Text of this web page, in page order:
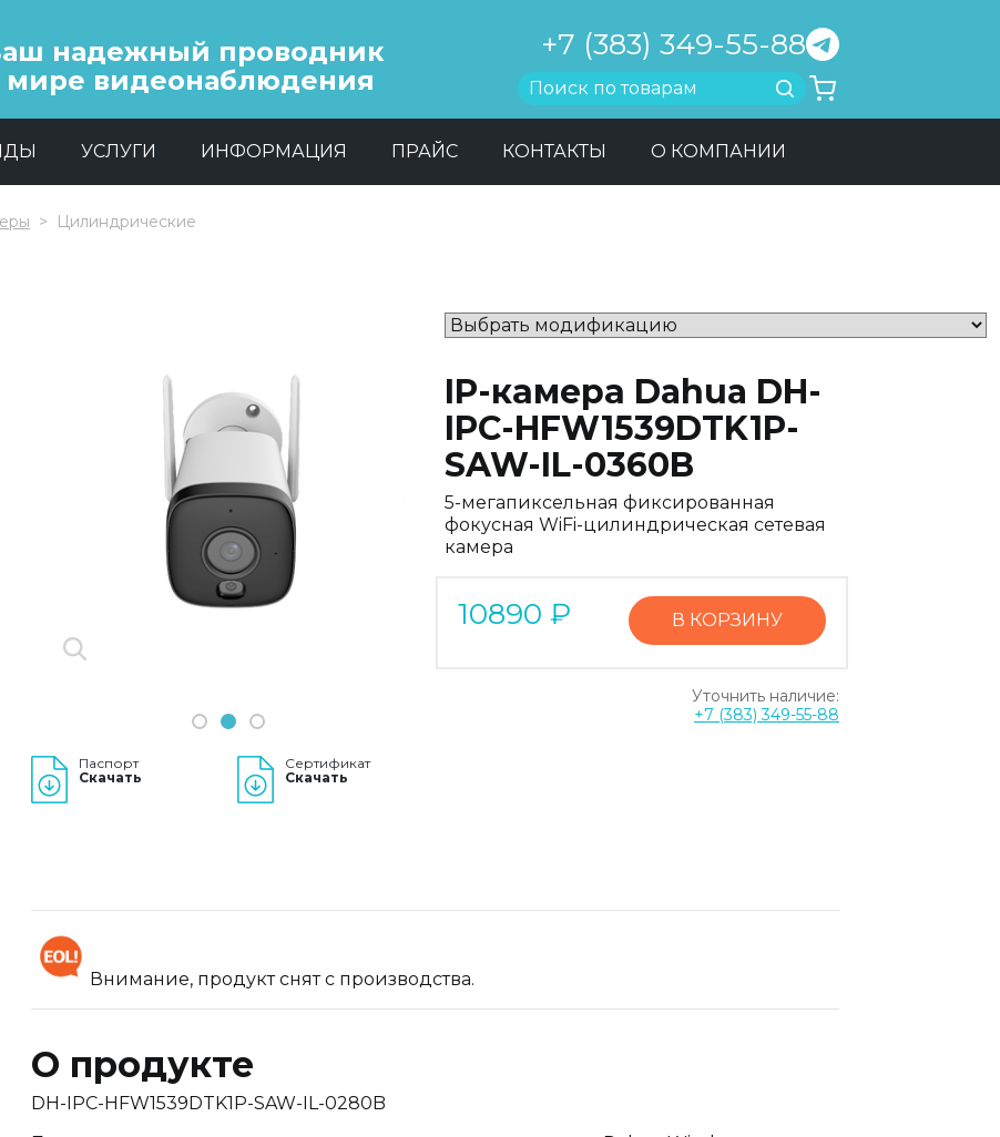
надежный проводник
мире видеонаблюдения
+7 (383) 349-55-88
Найти
УСЛУГИ ИНФОРМАЦИЯ ПРАЙС КОНТАКТЫ О КОМПАНИИ
Цилиндрические
1 2 3
Паспорт
Скачать
Сертификат
Скачать
IP-камера Dahua DH-
IPC-HFW1539DTK1P-
SAW-IL-0360B
5-мегапиксельная фиксированная
фокусная WiFi-цилиндрическая сетевая
камера
10890 ₽ В КОРЗИНУ
Уточнить наличие:
+7 (383) 349-55-88
Внимание, продукт снят с производства.
О продукте
DH-IPC-HFW1539DTK1P-SAW-IL-0280B